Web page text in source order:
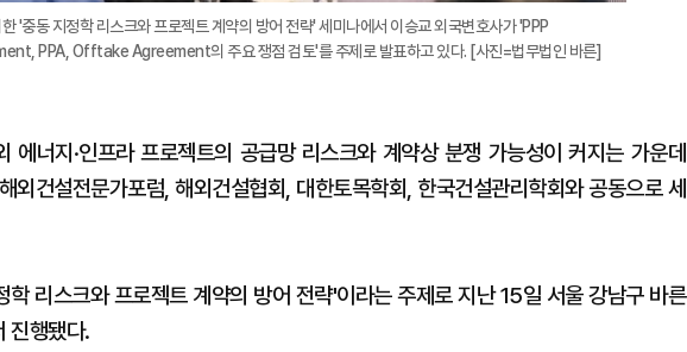
'중동 지정학 리스크와 프로젝트 계약의 방어 전략' 세미나에서 이승교 외국변호사가 'PPP
PPA, Offtake Agreement의 주요 쟁점 검토'를 주제로 발표하고 있다. [사진=법무법인 바른]
에너지·인프라 프로젝트의 공급망 리스크와 계약상 분쟁 가능성이 커지는 가운데
외건설전문가포럼, 해외건설협회, 대한토목학회, 한국건설관리학회와 공동으로 세
학 리스크와 프로젝트 계약의 방어 전략'이라는 주제로 지난 15일 서울 강남구 바른
진행됐다.